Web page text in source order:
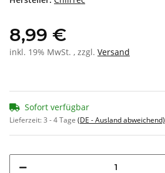
8,99 €
inkl. 19% MwSt. , zzgl. Versand
Sofort verfügbar
Lieferzeit:3 - 4 Tage (DE - Ausland abweichend)